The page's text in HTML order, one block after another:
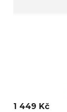
1 449 Kč